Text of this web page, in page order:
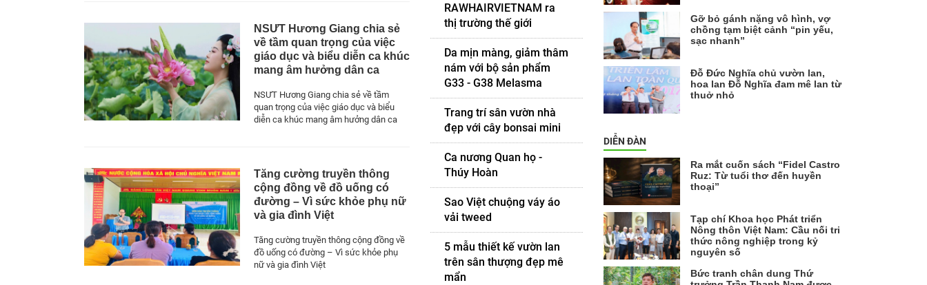
NSƯT Hương Giang chia sẻ
về tầm quan trọng của việc
giáo dục và biểu diễn ca khúc
mang âm hưởng dân ca
NSƯT Hương Giang chia sẻ về tầm
quan trọng của việc giáo dục và biểu
diễn ca khúc mang âm hưởng dân ca
Tăng cường truyền thông
cộng đồng về đồ uống có
đường – Vì sức khỏe phụ nữ
và gia đình Việt
Tăng cường truyền thông cộng đồng về
đồ uống có đường – Vì sức khỏe phụ
nữ và gia đình Việt
RAWHAIRVIETNAM ra
thị trường thế giới
Da mịn màng, giảm thâm
nám với bộ sản phẩm
G33 - G38 Melasma
Trang trí sân vườn nhà
đẹp với cây bonsai mini
Ca nương Quan họ -
Thúy Hoàn
Sao Việt chuộng váy áo
vải tweed
5 mẫu thiết kế vườn lan
trên sân thượng đẹp mê
mẩn
Gỡ bỏ gánh nặng vô hình, vợ
chồng tạm biệt cảnh “pin yếu,
sạc nhanh”
Đỗ Đức Nghĩa chủ vườn lan,
hoa lan Đỗ Nghĩa đam mê lan từ
thuở nhỏ
DIỄN ĐÀN
Ra mắt cuốn sách “Fidel Castro
Ruz: Từ tuổi thơ đến huyền
thoại”
Tạp chí Khoa học Phát triển
Nông thôn Việt Nam: Cầu nối tri
thức nông nghiệp trong kỷ
nguyên số
Bức tranh chân dung Thứ